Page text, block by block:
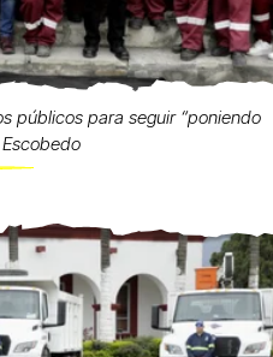
públicos para seguir “poniendo